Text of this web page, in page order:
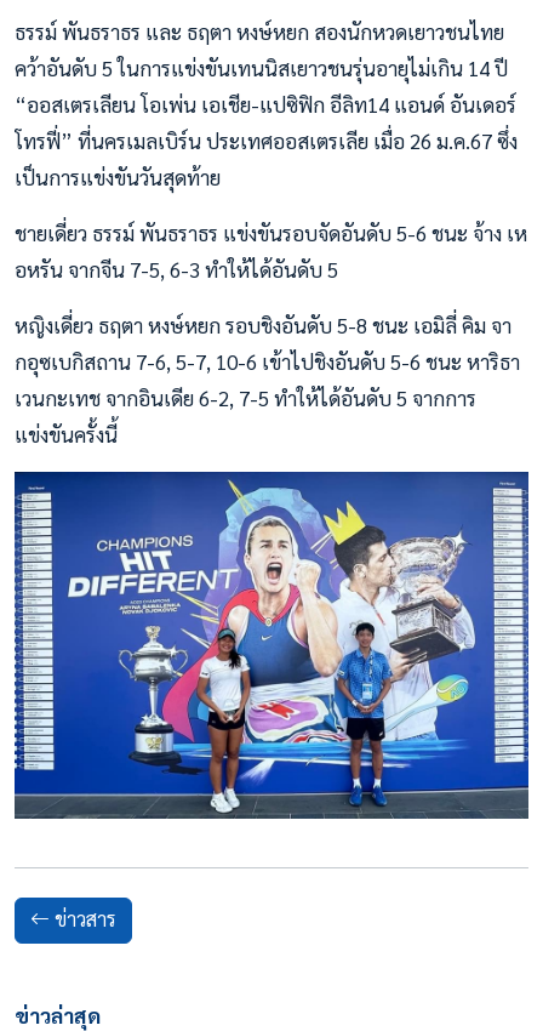
ธรรม์ พันธราธร และ ธฤตา หงษ์หยก สองนักหวดเยาวชนไทย
คว้าอันดับ 5 ในการแข่งขันเทนนิสเยาวชนรุ่นอายุไม่เกิน 14 ปี
“ออสเตรเลียน โอเพ่น เอเชีย-แปซิฟิก อีลิท14 แอนด์ อันเดอร์
โทรฟี่” ที่นครเมลเบิร์น ประเทศออสเตรเลีย เมื่อ 26 ม.ค.67 ซึ่ง
เป็นการแข่งขันวันสุดท้าย
ชายเดี่ยว ธรรม์ พันธราธร แข่งขันรอบจัดอันดับ 5-6 ชนะ จ้าง เห
อหรัน จากจีน 7-5, 6-3 ทำให้ได้อันดับ 5
หญิงเดี่ยว ธฤตา หงษ์หยก รอบชิงอันดับ 5-8 ชนะ เอมิลี่ คิม จา
กอุซเบกิสถาน 7-6, 5-7, 10-6 เข้าไปชิงอันดับ 5-6 ชนะ หาริธา
เวนกะเทช จากอินเดีย 6-2, 7-5 ทำให้ได้อันดับ 5 จากการ
แข่งขันครั้งนี้
ข่าวสาร
ข่าวล่าสุด